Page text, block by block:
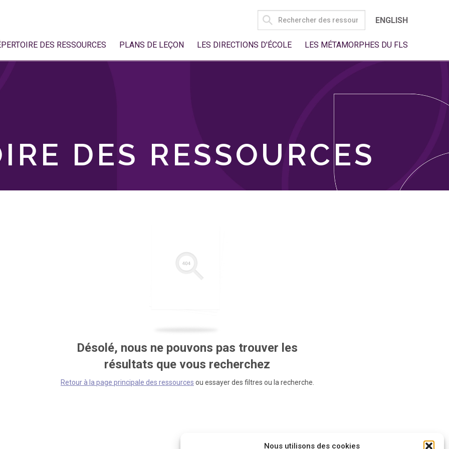
Nous utilisons des cookies
SEARCH
FOR:
ENGLISH
DES RESSOURCES PLANS DE LEÇON LES DIRECTIONS D'ÉCOLE LES MÉTAMORPHES DU FLS
DES RESSOURCES
Désolé, nous ne pouvons pas trouver les
résultats que vous recherchez
Retour à la page principale des ressources ou essayer des filtres ou la recherche.